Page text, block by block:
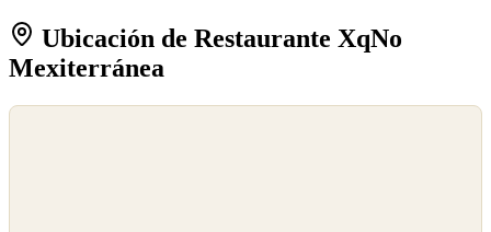
Ubicación de Restaurante XqNo
Mexiterránea